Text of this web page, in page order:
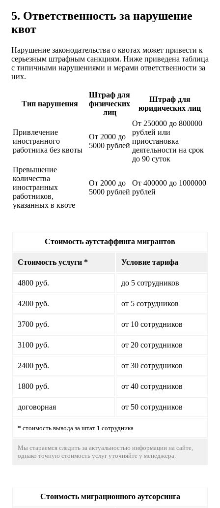
5. Ответственность за нарушение
квот
Нарушение законодательства о квотах может привести к
серьезным штрафным санкциям. Ниже приведена таблица
с типичными нарушениями и мерами ответственности за
них.
Тип нарушения
Штраф для
физических
лиц
Штраф для
юридических лиц
Привлечение
иностранного
работника без квоты
От 2000 до
5000 рублей
От 250000 до 800000
рублей или
приостановка
деятельности на срок
до 90 суток
Превышение
количества
иностранных
работников,
указанных в квоте
От 2000 до
5000 рублей
От 400000 до 1000000
рублей
Стоимость аутстаффинга мигрантов
Стоимость услуги * Условие тарифа
4800 руб. до 5 сотрудников
4200 руб. от 5 сотрудников
3700 руб. от 10 сотрудников
3100 руб. от 20 сотрудников
2400 руб. от 30 сотрудников
1800 руб. от 40 сотрудников
договорная от 50 сотрудников
* стоимость вывода за штат 1 сотрудника
Мы стараемся следить за актуальностью информации на сайте,
однако точную стоимость услуг уточняйте у менеджера.
Стоимость миграционного аутсорсинга